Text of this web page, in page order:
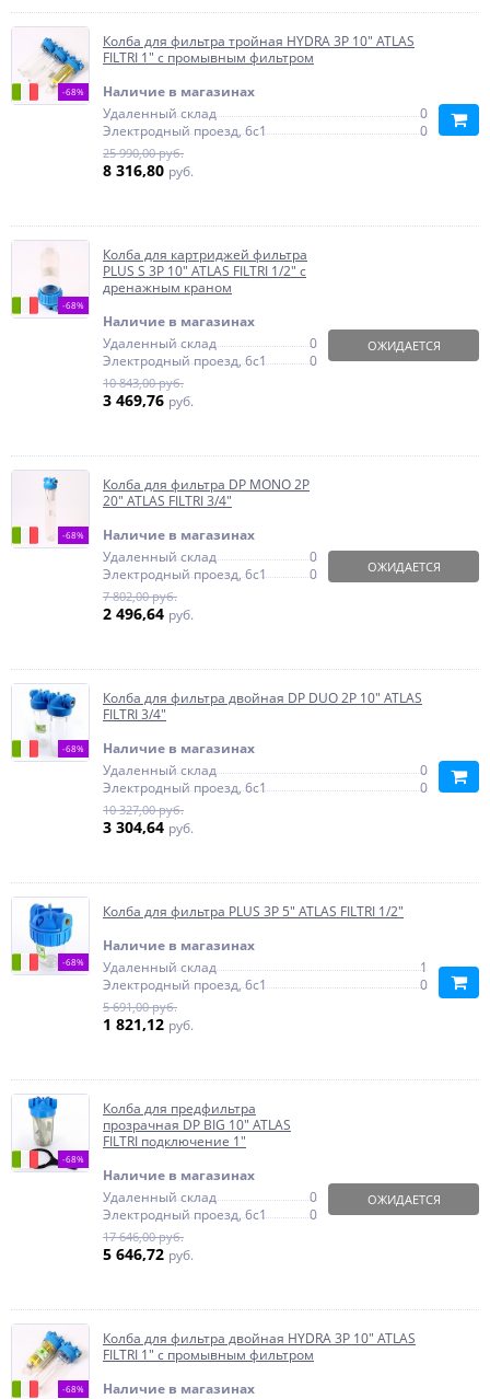
-68%
Колба для фильтра тройная HYDRA 3P 10" ATLAS
FILTRI 1" с промывным фильтром
Наличие в магазинах
Удаленный склад
0
Электродный проезд, 6с1
0
25 990,00 руб.
8 316,80 руб.
-68%
Колба для картриджей фильтра
PLUS S 3P 10" ATLAS FILTRI 1/2" с
дренажным краном
Наличие в магазинах
Удаленный склад
0
Электродный проезд, 6с1
0
10 843,00 руб.
3 469,76 руб.
ОЖИДАЕТСЯ
-68%
Колба для фильтра DP MONO 2P
20" ATLAS FILTRI 3/4"
Наличие в магазинах
Удаленный склад
0
Электродный проезд, 6с1
0
7 802,00 руб.
2 496,64 руб.
ОЖИДАЕТСЯ
-68%
Колба для фильтра двойная DP DUO 2P 10" ATLAS
FILTRI 3/4"
Наличие в магазинах
Удаленный склад
0
Электродный проезд, 6с1
0
10 327,00 руб.
3 304,64 руб.
-68%
Колба для фильтра PLUS 3P 5" ATLAS FILTRI 1/2"
Наличие в магазинах
Удаленный склад
1
Электродный проезд, 6с1
0
5 691,00 руб.
1 821,12 руб.
-68%
Колба для предфильтра
прозрачная DP BIG 10" ATLAS
FILTRI подключение 1"
Наличие в магазинах
Удаленный склад
0
Электродный проезд, 6с1
0
17 646,00 руб.
5 646,72 руб.
ОЖИДАЕТСЯ
-68%
Колба для фильтра двойная HYDRA 3P 10" ATLAS
FILTRI 1" с промывным фильтром
Наличие в магазинах